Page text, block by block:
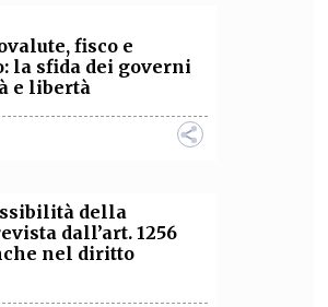
fisco e
la sfida dei governi
e libertà
della
dall’art. 1256
nel diritto